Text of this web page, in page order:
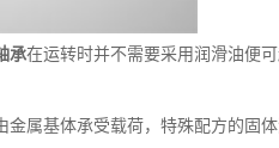
承在运转时并不需要采用润滑油便
金属基体承受载荷，特殊配方的固